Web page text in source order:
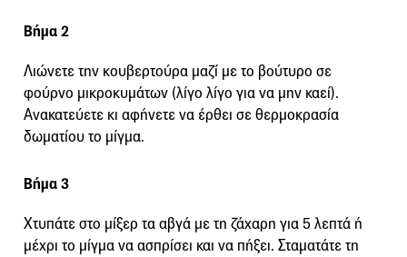
Βήμα 2
Λιώνετε την κουβερτούρα μαζί με το βούτυρο σε
φούρνο μικροκυμάτων (λίγο λίγο για να μην καεί).
Ανακατεύετε κι αφήνετε να έρθει σε θερμοκρασία
δωματίου το μίγμα.
Βήμα 3
Χτυπάτε στο μίξερ τα αβγά με τη ζάχαρη για 5 λεπτά ή
μέχρι το μίγμα να ασπρίσει και να πήξει. Σταματάτε τη